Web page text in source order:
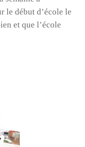
le début d’école le
et que l’école